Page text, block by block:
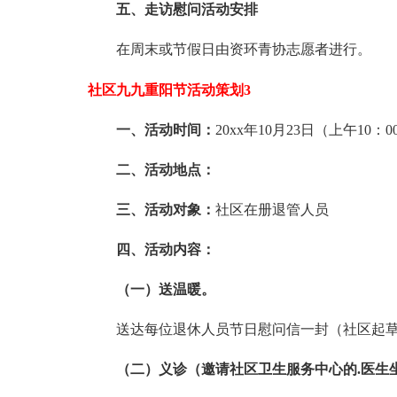
五、走访慰问活动安排
在周末或节假日由资环青协志愿者进行。
社区九九重阳节活动策划3
一、活动时间： 20xx年10月23日（上午10：00
二、活动地点：
三、活动对象： 社区在册退管人员
四、活动内容：
（一）送温暖。
送达每位退休人员节日慰问信一封（社区起草
（二）义诊（邀请社区卫生服务中心的.医生